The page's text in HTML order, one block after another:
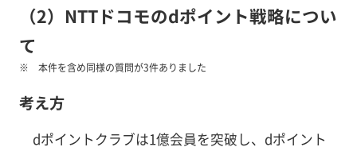
（2）NTTドコモのdポイント戦略につい
て
本件を含め同様の質問が3件ありました
考え方
dポイントクラブは1億会員を突破し、dポイント